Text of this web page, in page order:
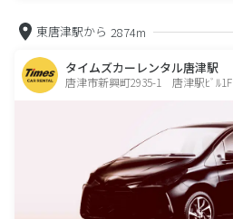
東唐津駅から 2874m
タイムズカーレンタル唐津駅
唐津市新興町2935-1 唐津駅ﾋﾞﾙ1F